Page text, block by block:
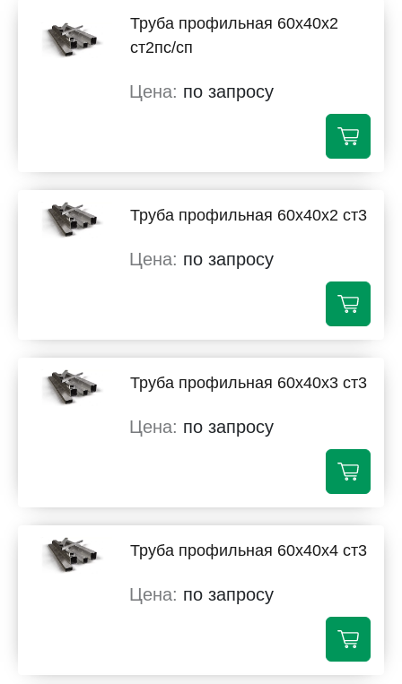
Труба профильная 60х40х2
ст2пс/сп
по запросу
Труба профильная 60х40х2 ст3
по запросу
Труба профильная 60х40х3 ст3
по запросу
Труба профильная 60х40х4 ст3
по запросу